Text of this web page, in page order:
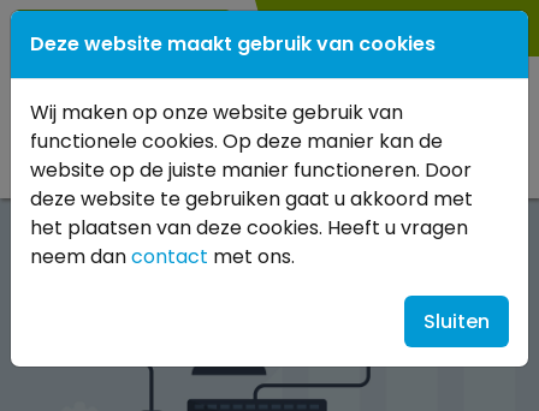
0183 561708
Niet gecategoriseerd
Deze website maakt gebruik van cookies
Wij maken op onze website gebruik van
functionele cookies. Op deze manier kan de
website op de juiste manier functioneren. Door
deze website te gebruiken gaat u akkoord met
het plaatsen van deze cookies. Heeft u vragen
neem dancontact met ons.
Sluiten